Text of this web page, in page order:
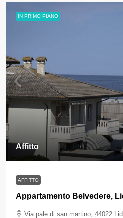
IN PRIMO PIANO
Affitto
AFFITTO
Appartamento Belvedere,
Via pale di san martino, 44022